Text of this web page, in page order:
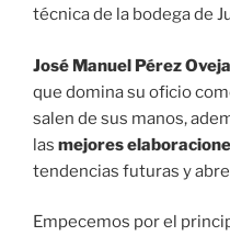
técnica de la bodega de
José Manuel Pérez
que domina su oficio
salen de sus manos,
las mejores
tendencias futuras y
Empecemos por el